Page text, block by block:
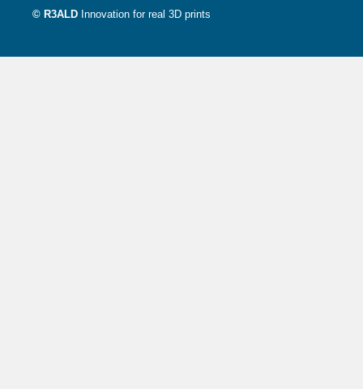
© R3ALD Innovation for real 3D prints